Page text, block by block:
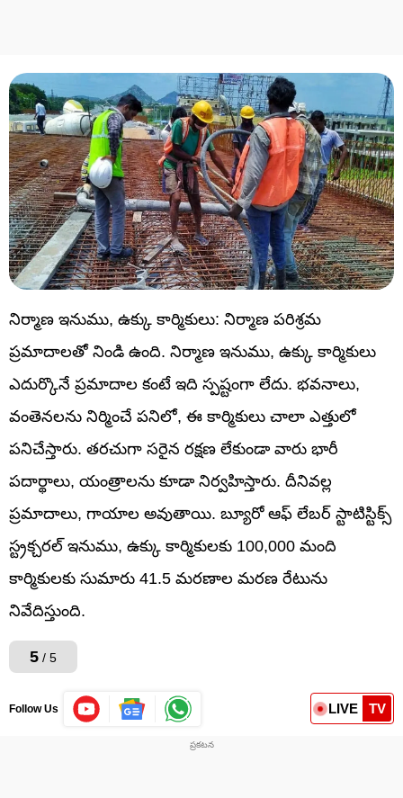
నిర్మాణ ఇనుము, ఉక్కు కార్మికులు: నిర్మాణ పరిశ్రమ
ప్రమాదాలతో నిండి ఉంది. నిర్మాణ ఇనుము, ఉక్కు కార్మికులు
ఎదుర్కొనే ప్రమాదాల కంటే ఇది స్పష్టంగా లేదు. భవనాలు,
వంతెనలను నిర్మించే పనిలో, ఈ కార్మికులు చాలా ఎత్తులో
పనిచేస్తారు. తరచుగా సరైన రక్షణ లేకుండా వారు భారీ
పదార్థాలు, యంత్రాలను కూడా నిర్వహిస్తారు. దీనివల్ల
ప్రమాదాలు, గాయాల అవుతాయి. బ్యూరో ఆఫ్ లేబర్ స్టాటిస్టిక్స్
స్ట్రక్చరల్ ఇనుము, ఉక్కు కార్మికులకు 100,000 మంది
కార్మికులకు సుమారు 41.5 మరణాల మరణ రేటును
నివేదిస్తుంది.
5 / 5
Follow Us LIVE TV